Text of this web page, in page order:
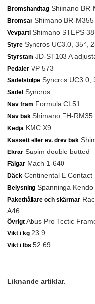
Bromshandtag Shimano BR-
Bromsar Shimano BR-M355
Vevparti Shimano STEPS
Styre Syncros UC3.0, 35°,
Styrstam JD-ST103 A
Pedaler VP 573
Sadelstolpe Syncros UC3.0,
Sadel Syncros
Nav fram Formula CL51
Nav bak Shimano FH-RM35
Kedja KMC X9
Kassett eller ev. drev bak
Ekrar Sapim double butted
Fälgar Mach 1-640
Däck Continental E Contact
Belysning Spanninga
Pakethållare och skärmar
A46
Övrigt Abus Pro Tectic
Vikt i kg 23.9
Vikt i lbs 52.69
Liknande artiklar.